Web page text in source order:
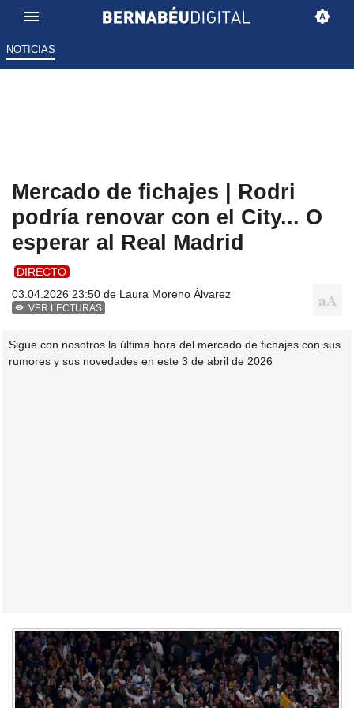
NOTICIAS
Mercado de fichajes | Rodri
podría renovar con el City... O
esperar al Real Madrid
DIRECTO
03.04.2026 23:50 de Laura Moreno Álvarez
VER LECTURAS
Sigue con nosotros la última hora del mercado de fichajes con sus
rumores y sus novedades en este 3 de abril de 2026